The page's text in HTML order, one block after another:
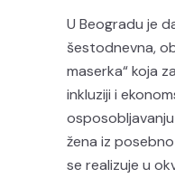
U Beogradu je
šestodnevna,
maserka“ koja
inkluziji i
žena iz
se realizuje u